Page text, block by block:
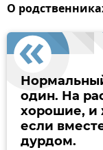
О
один. На
хорошие, и
если
дурдом.